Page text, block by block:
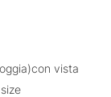
vista